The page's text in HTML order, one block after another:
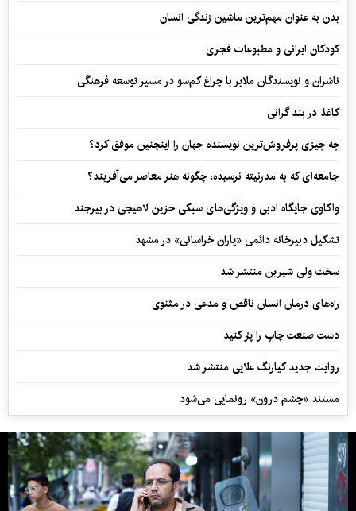
بدن به عنوان مهم‌ترین ماشین زندگی انسان
کودکان ایرانی و مطبوعات قجری
ناشران و نویسندگان ملایر با چراغ کم‌سو در مسیر توسعه فرهنگی
کاغذ در بند گرانی
چه چیزی پرفروش‌ترین نویسنده جهان را اینچنین موفق کرد؟
جامعه‌ای که به مدرنیته نرسیده، چگونه هنر معاصر می‌آفریند؟
واکاوی جایگاه ادبی و ویژگی‌های سبکی حزین لاهیجی در بیرجند
تشکیل دبیرخانه دائمی «یاران خراسانی» در مشهد
سخت ولی شیرین منتشر شد
راه‌های درمان انسان ناقص و مدعی در مثنوی
دست صنعت چاپ را پرُ کنید
روایت جدید کیارنگ علایی منتشر شد
مستند «چشم درون» رونمایی می‌شود